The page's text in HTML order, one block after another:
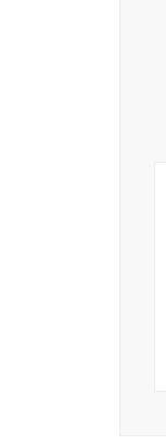
방
더
단
행복
이유
논리